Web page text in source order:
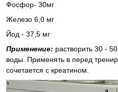
Фосфор- 30мг
Железо 6,0 мг
Йод - 37,5 мг
Применение: растворить 30 -
воды. Применять в перед
сочетается с креатином.